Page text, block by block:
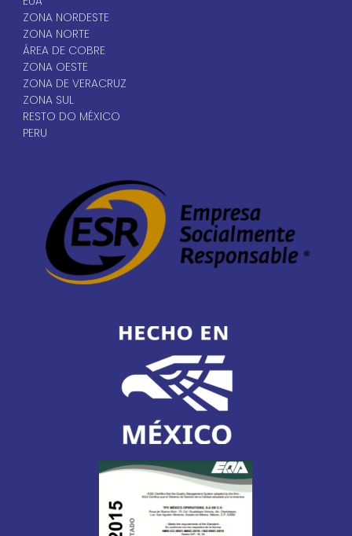
ZONA NORDESTE
ZONA NORTE
ÁREA DE COBRE
ZONA OESTE
ZONA DE VERACRUZ
ZONA SUL
RESTO DO MÉXICO
PERU